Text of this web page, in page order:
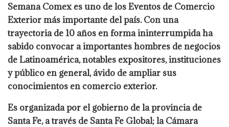
Semana Comex es uno de los Eventos de Comercio
Exterior más importante del país. Con una
trayectoria de 10 años en forma ininterrumpida ha
sabido convocar a importantes hombres de negocios
de Latinoamérica, notables expositores, instituciones
y público en general, ávido de ampliar sus
conocimientos en comercio exterior.
Es organizada por el gobierno de la provincia de
Santa Fe, a través de Santa Fe Global; la Cámara